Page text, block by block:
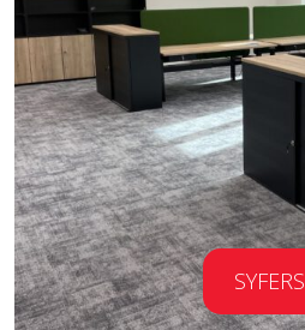
SYFERS